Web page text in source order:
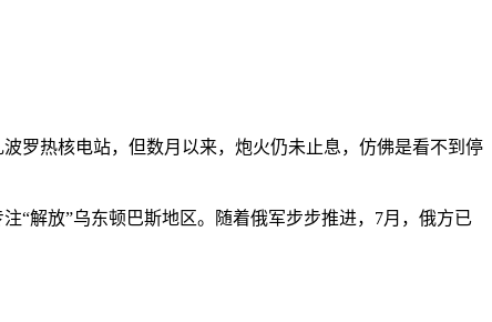
罗热核电站，但数月以来，炮火仍未止息，仿佛是看不到停
解放”乌东顿巴斯地区。随着俄军步步推进，7月，俄方已